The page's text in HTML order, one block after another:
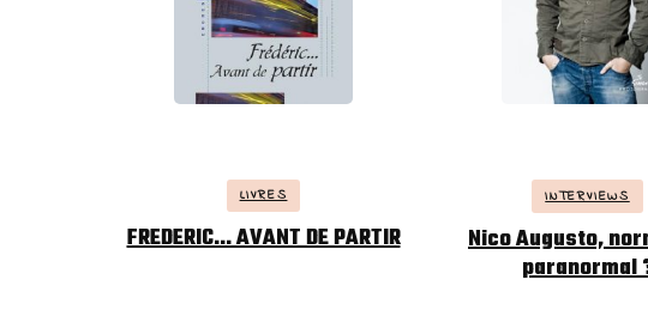
LIVRES
FREDERIC… AVANT DE PARTIR
INTERVIEWS
Nico Augusto,
paranormal